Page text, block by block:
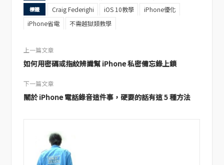
標籤 Craig Federighi iOS 10教學
iPhone優化
iPhone省電
不需越獄類教學
上一篇文章
如何用密碼或指紋辨識幫 iPhone 私密備忘錄上鎖
下一篇文章
關於 iPhone 電話錄音這件事，硬要的話有這 5 種方法